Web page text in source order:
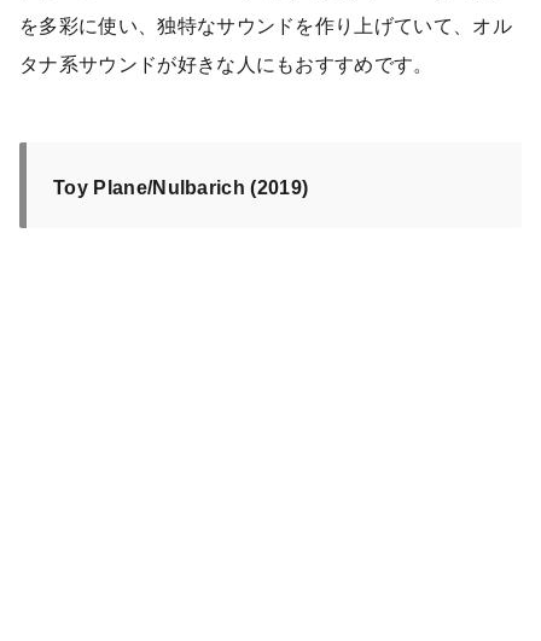
を多彩に使い、独特なサウンドを作り上げていて、オル
タナ系サウンドが好きな人にもおすすめです。
Toy Plane/Nulbarich (2019)